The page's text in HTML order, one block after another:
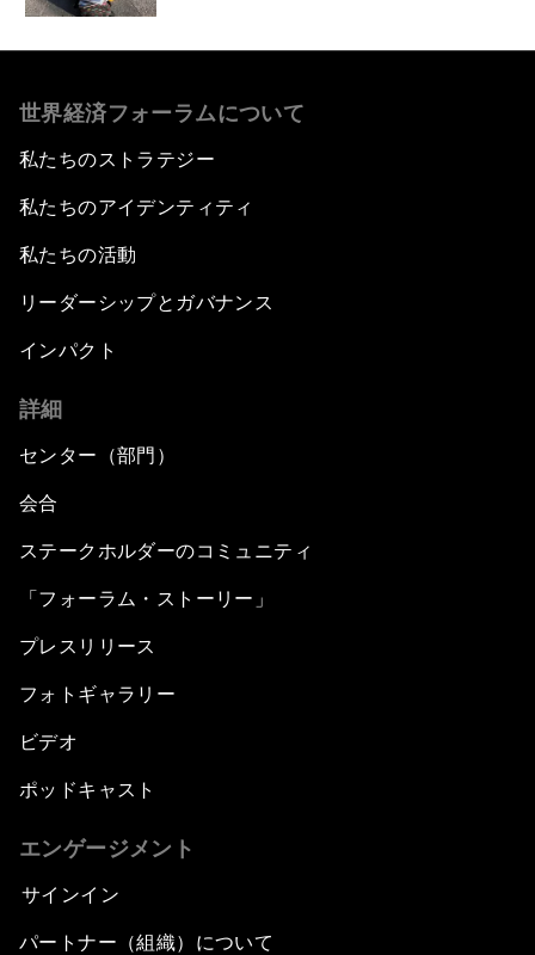
世界経済フォーラムについて
私たちのストラテジー
私たちのアイデンティティ
私たちの活動
リーダーシップとガバナンス
インパクト
詳細
センター（部門）
会合
ステークホルダーのコミュニティ
「フォーラム・ストーリー」
プレスリリース
フォトギャラリー
ビデオ
ポッドキャスト
エンゲージメント
サインイン
パートナー（組織）について